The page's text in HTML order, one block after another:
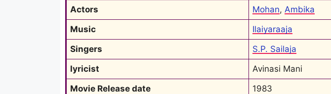
Actors
Mohan, Ambika
Music
Ilaiyaraaja
Singers
S.P. Sailaja
lyricist
Avinasi Mani
Movie Release date
1983